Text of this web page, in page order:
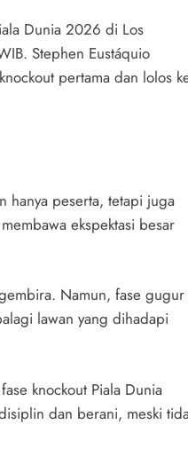
Dunia 2026 di Los
Stephen Eustáquio
pertama dan lolos
hanya peserta, tetapi juga
ekspektasi besar
Namun, fase gugur
lawan yang dihadapi
knockout Piala Dunia
dan berani, meski